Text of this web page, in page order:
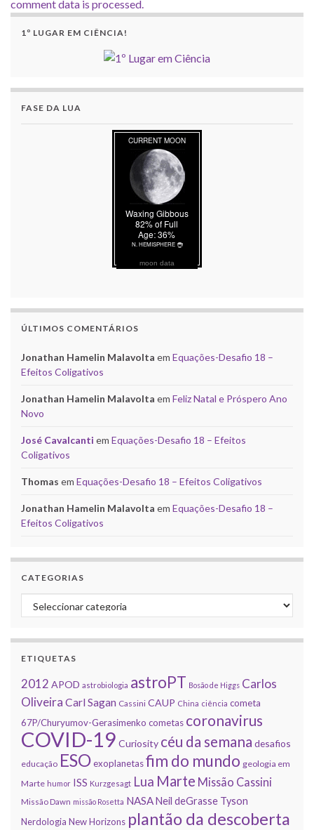
comment data is processed.
1º LUGAR EM CIÊNCIA!
FASE DA LUA
moon data
ÚLTIMOS COMENTÁRIOS
Jonathan Hamelin Malavolta em Equações-Desafio 18 –
Efeitos Coligativos
Jonathan Hamelin Malavolta em Feliz Natal e Próspero Ano
Novo
José Cavalcanti em Equações-Desafio 18 – Efeitos
Coligativos
Thomas em Equações-Desafio 18 – Efeitos Coligativos
Jonathan Hamelin Malavolta em Equações-Desafio 18 –
Efeitos Coligativos
CATEGORIAS
Categorias
ETIQUETAS
2012 APOD astrobiologia astroPT Bosão de Higgs Carlos
Oliveira Carl Sagan Cassini CAUP China ciência cometa
67P/Churyumov-Gerasimenko cometas coronavirus
COVID-19 Curiosity céu da semana desafios
educação ESOexoplanetasfim do mundo geologia em
Marte humor ISS Kurzgesagt Lua Marte Missão Cassini
Missão Dawn missão Rosetta NASANeil deGrasse Tyson
Nerdologia New Horizons plantão da descoberta